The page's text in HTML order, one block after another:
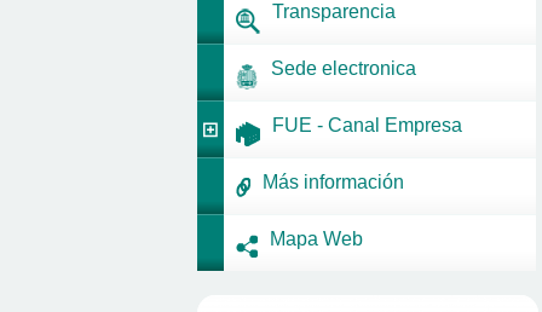
Transparencia
Sede electronica
FUE - Canal Empresa
Más información
Mapa Web